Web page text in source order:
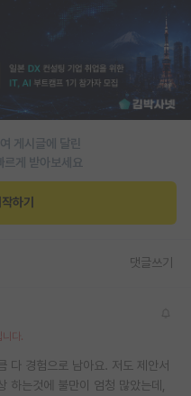
게시글에 달린
게 받아보세요
하기
댓글쓰기
다.
다 경험으로 남아요. 저도 제안서
하는것에 불만이 엄청 많았는데,